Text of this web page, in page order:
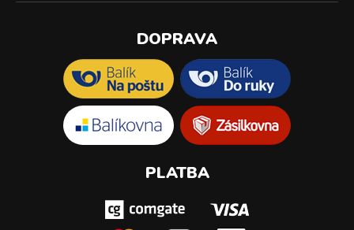
DOPRAVA
PLATBA